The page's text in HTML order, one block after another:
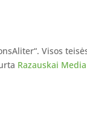
Visos
Razauskai Media